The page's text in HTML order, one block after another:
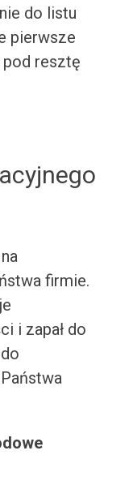
do listu
pierwsze
resztę
firmie.
i zapał do